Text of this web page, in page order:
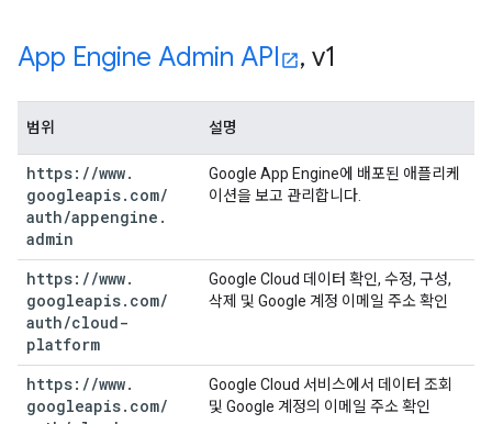
App Engine Admin API , v1
범위 설명
https: //www.
googleapis. com/
auth/appengine .
admin
Google App Engine에 배포된 애플리케
이션을 보고 관리합니다.
https: //www.
googleapis. com/
auth/cloud-
platform
Google Cloud 데이터 확인, 수정, 구성,
삭제 및 Google 계정 이메일 주소 확인
https: //www.
googleapis. com/
Google Cloud 서비스에서 데이터 조회
및 Google 계정의 이메일 주소 확인